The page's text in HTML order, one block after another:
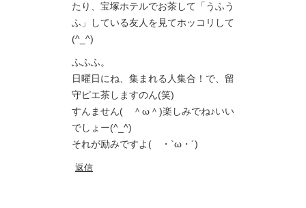
たり、宝塚ホテルでお茶して「うふう
ふ」している友人を見てホッコリして
(^_^)
ふふふ。
日曜日にね、集まれる人集合！で、留
守ピエ茶しますのん(笑)
すんません( ＾ω＾)楽しみでね♪いい
でしょー(^_^)
それが励みですよ( ・`ω・´)
返信